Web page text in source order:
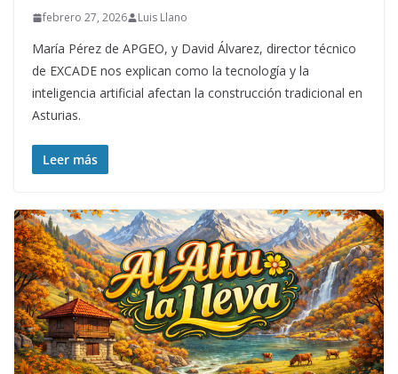
febrero 27, 2026 Luis Llano
María Pérez de APGEO, y David Álvarez, director técnico
de EXCADE nos explican como la tecnología y la
inteligencia artificial afectan la construcción tradicional en
Asturias.
Leer más